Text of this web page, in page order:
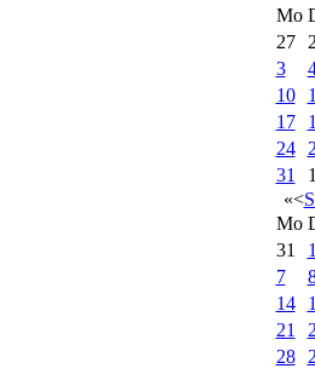
Mo
27
3
10
17
24
31
«<
Mo
31
7
14
21
28